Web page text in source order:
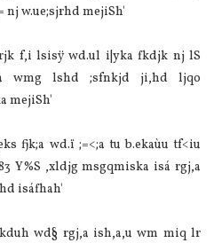
w.ue;sjrhd mejiSh'
f,i lsisÿ wd.ul i|yka fkdjk nj lS
wmg lshd ;sfnkjd ji,hd ljqo
mejiSh'
fjk;a wd.ï ;=<;a tu b.ekaùu tf<iu
Y%S ,xldjg msgqmiska isá rgj,a
isáfhah'
wd§ rgj,a ish,a,u wm miq lr